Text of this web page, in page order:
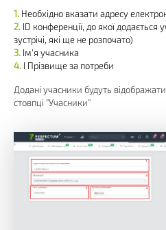
Необхідно вказати адресу
ID конференції, до якої
зустрічі, які ще не розпочато)
Ім'я учасника
І Прізвище за потреби
Додані учасники будуть
стовпці "Учасники"